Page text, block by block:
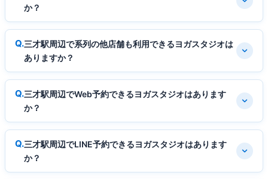
か？
三才駅周辺で系列の他店舗も利用できるヨガスタジオは
ありますか？
三才駅周辺でWeb予約できるヨガスタジオはあります
か？
三才駅周辺でLINE予約できるヨガスタジオはあります
か？